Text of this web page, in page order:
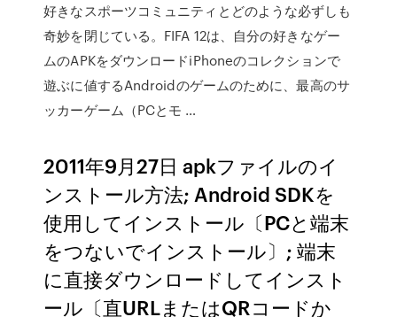
好きなスポーツコミュニティとどのような必ずしも
奇妙を閉じている。FIFA 12は、自分の好きなゲー
ムのAPKをダウンロードiPhoneのコレクションで
遊ぶに値するAndroidのゲームのために、最高のサ
ッカーゲーム（PCとモ …
2011年9月27日 apkファイルのイ
ンストール方法; Android SDKを
使用してインストール〔PCと端末
をつないでインストール〕; 端末
に直接ダウンロードしてインスト
ール〔直URLまたはQRコードか